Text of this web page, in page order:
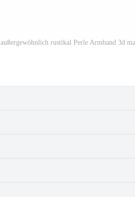
außergewöhnlich rustikal Perle Armband 3d